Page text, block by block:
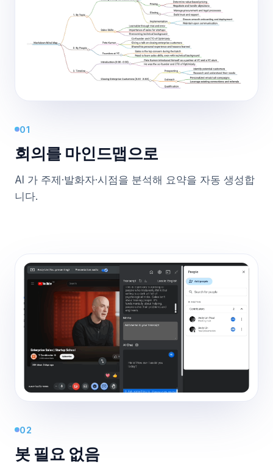
01
회의를 마인드맵으로
AI 가 주제·발화자·시점을 분석해 요약을 자동 생성합
니다.
02
봇 필요 없음